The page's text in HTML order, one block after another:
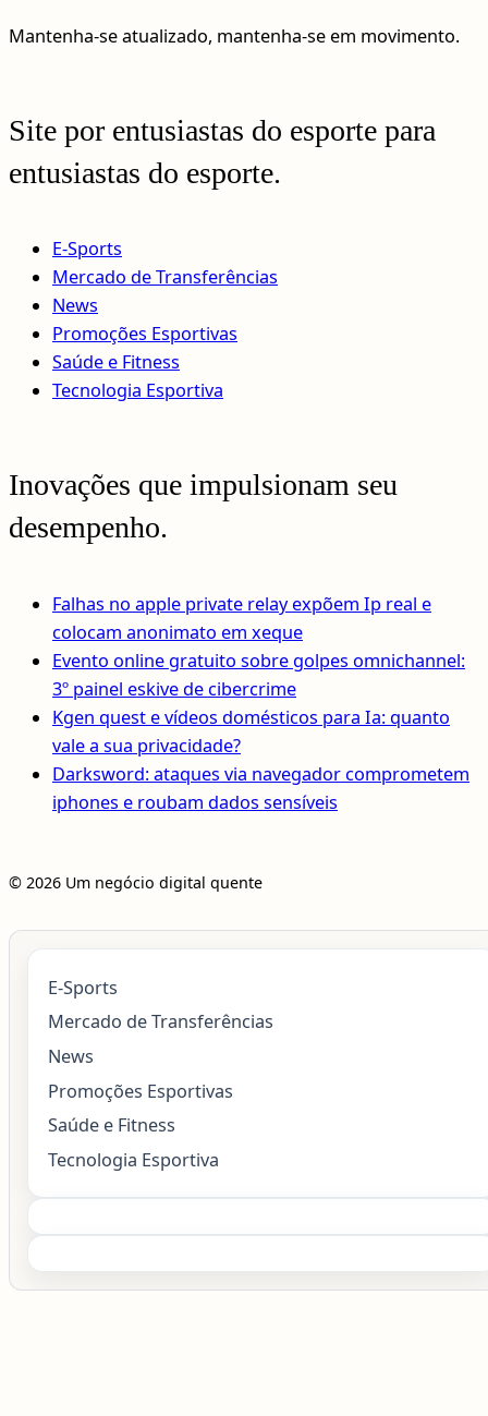
Mantenha-se atualizado, mantenha-se em movimento.
Site por entusiastas do esporte para
entusiastas do esporte.
E-Sports
Mercado de Transferências
News
Promoções Esportivas
Saúde e Fitness
Tecnologia Esportiva
Inovações que impulsionam seu
desempenho.
Falhas no apple private relay expõem Ip real e
colocam anonimato em xeque
Evento online gratuito sobre golpes omnichannel:
3º painel eskive de cibercrime
Kgen quest e vídeos domésticos para Ia: quanto
vale a sua privacidade?
Darksword: ataques via navegador comprometem
iphones e roubam dados sensíveis
© 2026 Um negócio digital quente
E-Sports
Mercado de Transferências
News
Promoções Esportivas
Saúde e Fitness
Tecnologia Esportiva